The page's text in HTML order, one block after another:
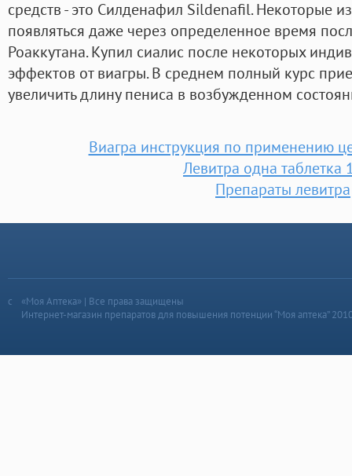
средств - это Силденафил Sildenafil. Некоторые
появляться даже через определенное время
Роаккутана. Купил сиалис после некоторых
эффектов от виагры. В среднем полный курс
увеличить длину пениса в возбужденном
Виагра инструкция по применению
Левитра одна таблетка
Препараты левитра
«Моя Аптека» | Все права защищены
Интернет-магазин препаратов для повышения потенции “Моя аптека”